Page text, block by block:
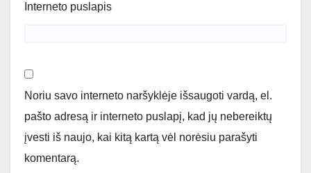
Interneto puslapis
Noriu savo interneto naršyklėje išsaugoti vardą, el.
pašto adresą ir interneto puslapį, kad jų nebereiktų
įvesti iš naujo, kai kitą kartą vėl norėsiu parašyti
komentarą.